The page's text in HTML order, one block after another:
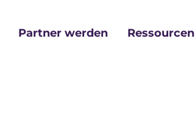
Partner werden Ressourcen